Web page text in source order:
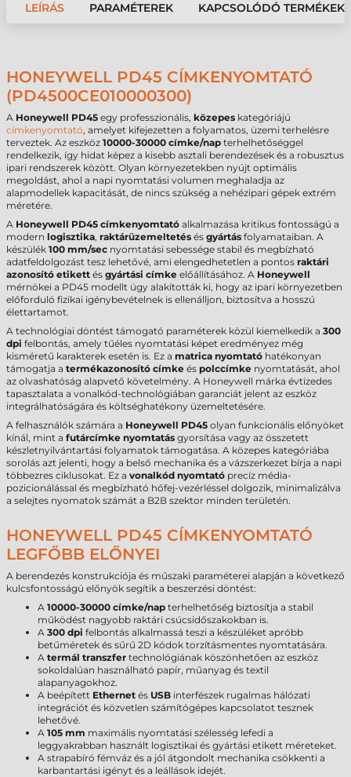
LEÍRÁS PARAMÉTEREK KAPCSOLÓDÓ TERMÉKEK
HONEYWELL PD45 CÍMKENYOMTATÓ
(PD4500CE010000300)
A Honeywell PD45 egy professzionális, közepes kategóriájú
címkenyomtató, amelyet kifejezetten a folyamatos, üzemi terhelésre
terveztek. Az eszköz 10000-30000 címke/nap terhelhetőséggel
rendelkezik, így hidat képez a kisebb asztali berendezések és a robusztus
ipari rendszerek között. Olyan környezetekben nyújt optimális
megoldást, ahol a napi nyomtatási volumen meghaladja az
alapmodellek kapacitását, de nincs szükség a nehézipari gépek extrém
méretére.
A Honeywell PD45 címkenyomtató alkalmazása kritikus fontosságú a
modern logisztika, raktárüzemeltetés és gyártás folyamataiban. A
készülék 100 mm/sec nyomtatási sebessége stabil és megbízható
adatfeldolgozást tesz lehetővé, ami elengedhetetlen a pontos raktári
azonosító etikett és gyártási címke előállításához. A Honeywell
mérnökei a PD45 modellt úgy alakították ki, hogy az ipari környezetben
előforduló fizikai igénybevételnek is ellenálljon, biztosítva a hosszú
élettartamot.
A technológiai döntést támogató paraméterek közül kiemelkedik a 300
dpi felbontás, amely tűéles nyomtatási képet eredményez még
kisméretű karakterek esetén is. Ez a matrica nyomtató hatékonyan
támogatja a termékazonosító címke és polccímke nyomtatását, ahol
az olvashatóság alapvető követelmény. A Honeywell márka évtizedes
tapasztalata a vonalkód-technológiában garanciát jelent az eszköz
integrálhatóságára és költséghatékony üzemeltetésére.
A felhasználók számára a Honeywell PD45 olyan funkcionális előnyöket
kínál, mint a futárcímke nyomtatás gyorsítása vagy az összetett
készletnyilvántartási folyamatok támogatása. A közepes kategóriába
sorolás azt jelenti, hogy a belső mechanika és a vázszerkezet bírja a napi
többezres ciklusokat. Ez a vonalkód nyomtató precíz média-
pozicionálással és megbízható hőfej-vezérléssel dolgozik, minimalizálva
a selejtes nyomatok számát a B2B szektor minden területén.
HONEYWELL PD45 CÍMKENYOMTATÓ
LEGFŐBB ELŐNYEI
A berendezés konstrukciója és műszaki paraméterei alapján a következő
kulcsfontosságú előnyök segítik a beszerzési döntést:
A 10000-30000 címke/nap terhelhetőség biztosítja a stabil
működést nagyobb raktári csúcsidőszakokban is.
A 300 dpi felbontás alkalmassá teszi a készüléket apróbb
betűméretek és sűrű 2D kódok torzításmentes nyomtatására.
A termál transzfer technológiának köszönhetően az eszköz
sokoldalúan használható papír, műanyag és textil
alapanyagokhoz.
A beépített Ethernet és USB interfészek rugalmas hálózati
integrációt és közvetlen számítógépes kapcsolatot tesznek
lehetővé.
A 105 mm maximális nyomtatási szélesség lefedi a
leggyakrabban használt logisztikai és gyártási etikett méreteket.
A strapabíró fémváz és a jól átgondolt mechanika csökkenti a
karbantartási igényt és a leállások idejét.